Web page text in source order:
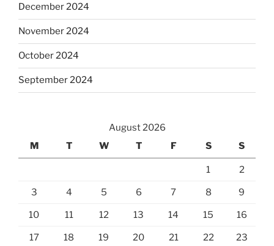
December 2024
November 2024
October 2024
September 2024
August 2026
M
T W T F S S
1 2
3 4 5 6 7 8 9
10 11 12 13 14 15 16
17 18 19 20 21 22 23